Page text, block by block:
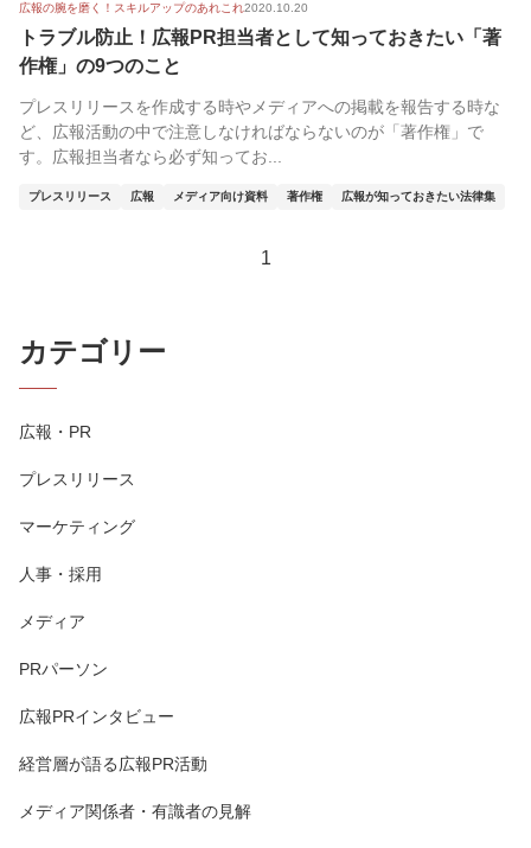
広報の腕を磨く！スキルアップのあれこれ2020.10.20
トラブル防止！広報PR担当者として知っておきたい「著
作権」の9つのこと
プレスリリースを作成する時やメディアへの掲載を報告する時な
ど、広報活動の中で注意しなければならないのが「著作権」で
す。広報担当者なら必ず知ってお...
プレスリリース 広報 メディア向け資料 著作権 広報が知っておきたい法律集
1
カテゴリー
広報・PR
プレスリリース
マーケティング
人事・採用
メディア
PRパーソン
広報PRインタビュー
経営層が語る広報PR活動
メディア関係者・有識者の見解